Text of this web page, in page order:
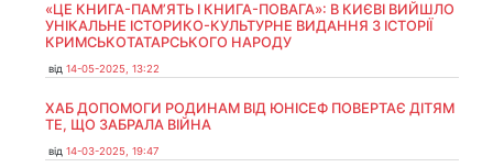
«ЦЕ КНИГА-ПАМ’ЯТЬ І КНИГА-ПОВАГА»: В КИЄВІ ВИЙШЛО
УНІКАЛЬНЕ ІСТОРИКО-КУЛЬТУРНЕ ВИДАННЯ З ІСТОРІЇ
КРИМСЬКОТАТАРСЬКОГО НАРОДУ
від 14-05-2025, 13:22
ХАБ ДОПОМОГИ РОДИНАМ ВІД ЮНІСЕФ ПОВЕРТАЄ ДІТЯМ
ТЕ, ЩО ЗАБРАЛА ВІЙНА
від 14-03-2025, 19:47